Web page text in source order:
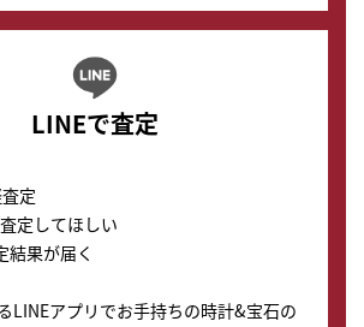
LINEで査定
定
定してほしい
果が届く
LINEアプリでお手持ちの時計&宝石の